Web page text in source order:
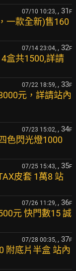
07/10 10:23, , 31 F
一款全新)售160
07/14 23:04, , 32F
盒共1500,詳請
07/22 18:59, , 33F
元，詳請站內
07/23 15:02, , 34F
色閃光燈1000
07/25 15:43, , 35F
皮套 1萬8 站
07/26 11:29, , 36F
元 快門數15 誠
07/28 00:35, , 37F
附底片半盒 站內